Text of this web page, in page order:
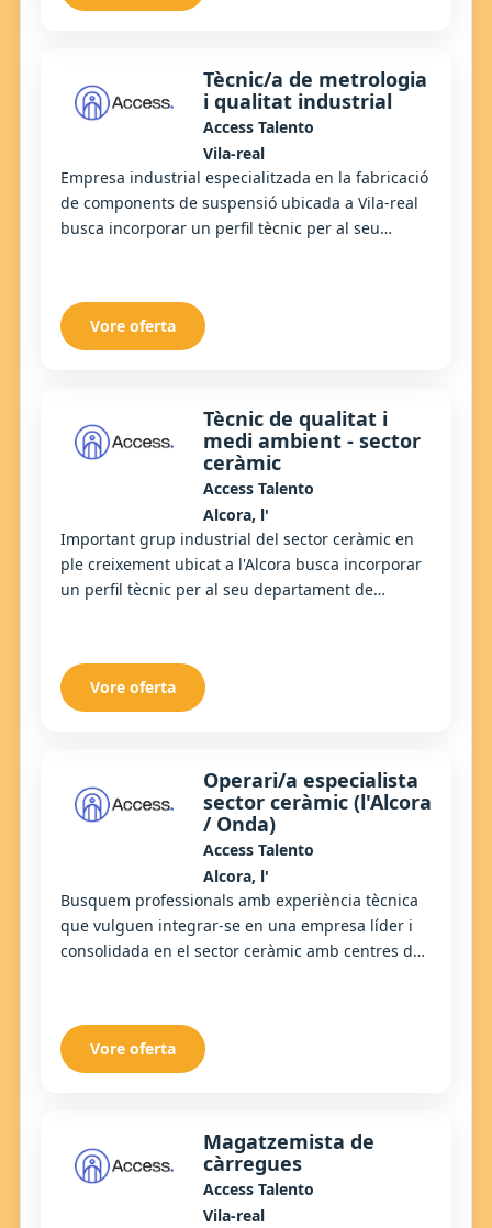
Tècnic/a de metrologia
i qualitat industrial
Access Talento
Vila-real
Empresa industrial especialitzada en la fabricació
de components de suspensió ubicada a Vila-real
busca incorporar un perfil tècnic per al seu
Vore oferta
Tècnic de qualitat i
medi ambient - sector
ceràmic
Access Talento
Alcora, l'
Important grup industrial del sector ceràmic en
ple creixement ubicat a l'Alcora busca incorporar
un perfil tècnic per al seu departament de
Vore oferta
Operari/a especialista
sector ceràmic (l'Alcora
/ Onda)
Access Talento
Alcora, l'
Busquem professionals amb experiència tècnica
que vulguen integrar-se en una empresa líder i
consolidada en el sector ceràmic amb centres de
Vore oferta
Magatzemista de
càrregues
Access Talento
Vila-real